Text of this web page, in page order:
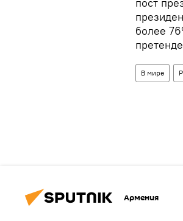
более
В мире
Армения